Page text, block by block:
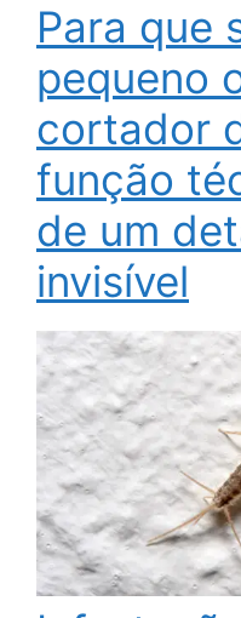
Para que
pequeno
cortador
função
de um
invisível